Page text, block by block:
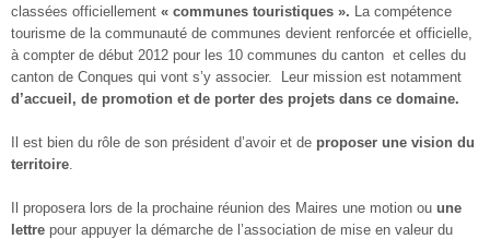
classées officiellement « communes touristiques ». La compétence
tourisme de la communauté de communes devient renforcée et officielle,
à compter de début 2012 pour les 10 communes du canton et celles du
canton de Conques qui vont s’y associer. Leur mission est notamment
d’accueil, de promotion et de porter des projets dans ce domaine.
Il est bien du rôle de son président d’avoir et de proposer une vision du
territoire
Il proposera lors de la prochaine réunion des Maires une motion ou une
lettre pour appuyer la démarche de l’association de mise en valeur du